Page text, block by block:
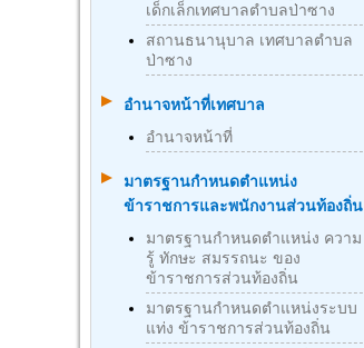
เด็กเล็กเทศบาลตำบลป่าซาง
สถานธนานุบาล เทศบาลตำบล
ป่าซาง
อำนาจหน้าที่เทศบาล
อำนาจหน้าที่
มาตรฐานกําหนดตําแหน่ง
ข้าราชการและพนักงานส่วนท้องถิ่น
มาตรฐานกำหนดตำแหน่ง ความ
รู้ ทักษะ สมรรถนะ ของ
ข้าราชการส่วนท้องถิ่น
มาตรฐานกำหนดตำแหน่งระบบ
แท่ง ข้าราชการส่วนท้องถิ่น